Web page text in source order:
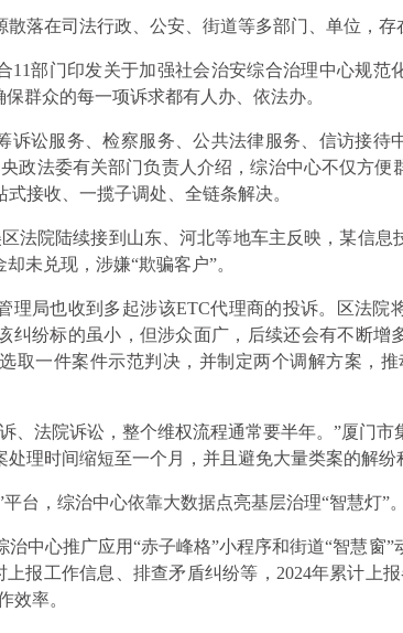
落在司法行政、公安、街道等多部门、单位，存
11部门印发关于加强社会治安综合治理中心规范
群众的每一项诉求都有人办、依法办。
讼服务、检察服务、公共法律服务、信访接待
政法委有关部门负责人介绍，综治中心不仅方便
接收、一揽子调处、全链条解决。
法院陆续接到山东、河北等地车主反映，某信息
未兑现，涉嫌“欺骗客户”。
理局也收到多起涉该ETC代理商的投诉。区法院
纠纷标的虽小，但涉众面广，后续还会有不断增
取一件案件示范判决，并制定两个调解方案，
、法院诉讼，整个维权流程通常要半年。”厦门市
理时间缩短至一个月，并且避免大量类案的解纷
台，综治中心依靠大数据点亮基层治理“智慧灯”。
中心推广应用“赤子峰格”小程序和街道“智慧窗”
报工作信息、排查矛盾纠纷等，2024年累计上
效率。